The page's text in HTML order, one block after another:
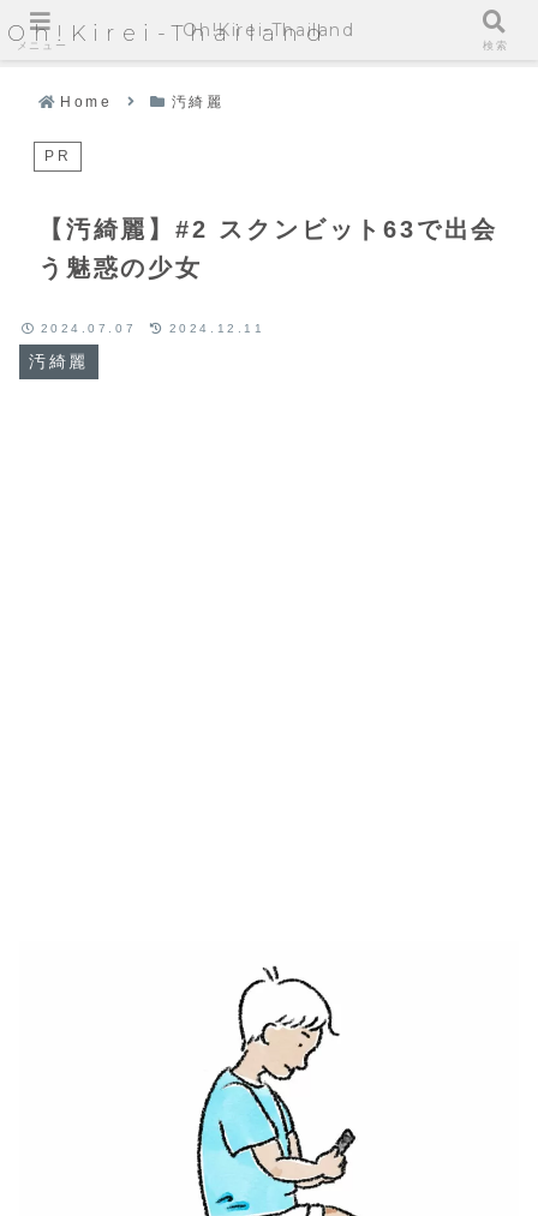
Oh!Kirei-Thailand
Home 汚綺麗
PR
【汚綺麗】#2 スクンビット63で出会
う魅惑の少女
汚綺麗
2024.07.07 2024.12.11
メニュー
Oh!Kirei-Thailand
検索